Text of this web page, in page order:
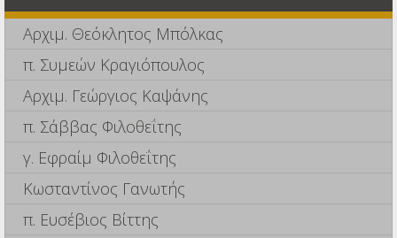
Αρχιμ. Θεόκλητος Μπόλκας
π. Συμεών Κραγιόπουλος
Αρχιμ. Γεώργιος Καψάνης
π. Σάββας Φιλοθεΐτης
γ. Εφραίμ Φιλοθεΐτης
Κωσταντίνος Γανωτής
π. Ευσέβιος Βίττης